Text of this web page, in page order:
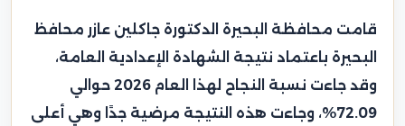
قامت محافظة البحيرة الدكتورة جاكلين عازر محافظ
البحيرة باعتماد نتيجة الشهادة الإعدادية العامة،
وقد جاءت نسبة النجاح لهذا العام 2026 حوالي
72.09%، وجاءت هذه النتيجة مرضية جدًا وهي أعلى